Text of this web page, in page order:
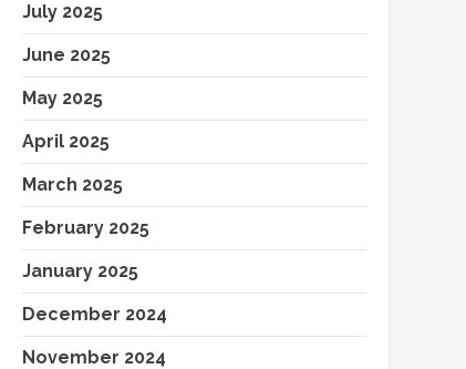
July 2025
June 2025
May 2025
April 2025
March 2025
February 2025
January 2025
December 2024
November 2024